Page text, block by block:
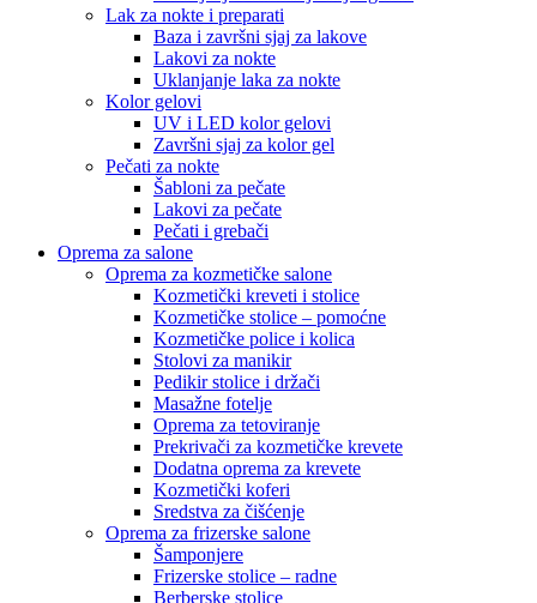
Lak za nokte i preparati
Baza i završni sjaj za lakove
Lakovi za nokte
Uklanjanje laka za nokte
Kolor gelovi
UV i LED kolor gelovi
Završni sjaj za kolor gel
Pečati za nokte
Šabloni za pečate
Lakovi za pečate
Pečati i grebači
Oprema za salone
Oprema za kozmetičke salone
Kozmetički kreveti i stolice
Kozmetičke stolice – pomoćne
Kozmetičke police i kolica
Stolovi za manikir
Pedikir stolice i držači
Masažne fotelje
Oprema za tetoviranje
Prekrivači za kozmetičke krevete
Dodatna oprema za krevete
Kozmetički koferi
Sredstva za čišćenje
Oprema za frizerske salone
Šamponjere
Frizerske stolice – radne
Berberske stolice